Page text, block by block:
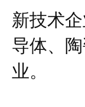
新技术
导体、
业。